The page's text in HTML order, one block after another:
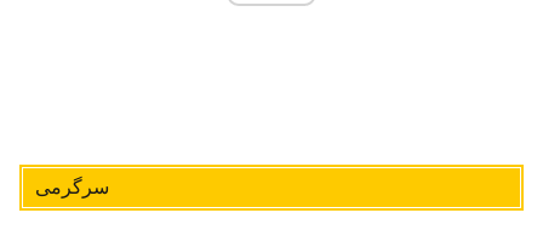
سرگرمی